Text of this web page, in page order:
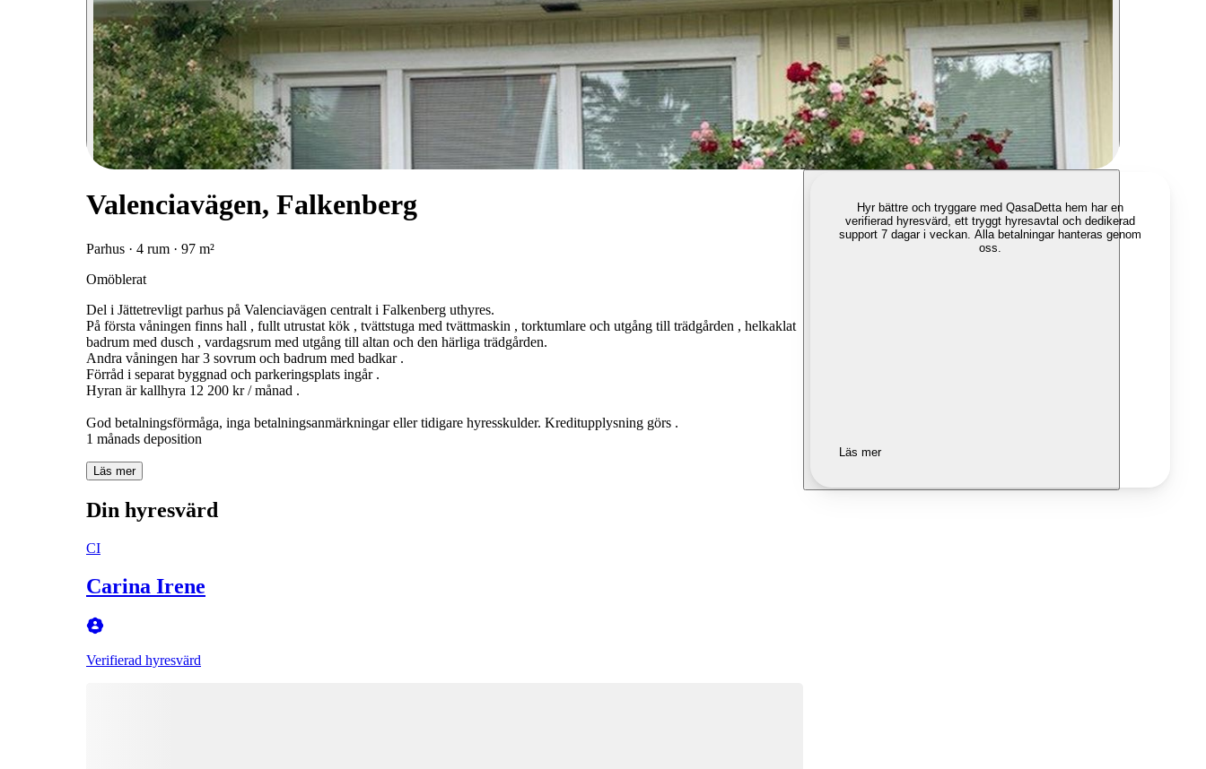
Valenciavägen, Falkenberg
Parhus · 4 rum · 97 m²
Omöblerat
Del i Jättetrevligt parhus på Valenciavägen centralt i Falkenberg uthyres.
På första våningen finns hall , fullt utrustat kök , tvättstuga med tvättmaskin , torktumlare och utgång till trädgården , helkaklat
badrum med dusch , vardagsrum med utgång till altan och den härliga trädgården.
Andra våningen har 3 sovrum och badrum med badkar .
Förråd i separat byggnad och parkeringsplats ingår .
Hyran är kallhyra 12 200 kr / månad .
God betalningsförmåga, inga betalningsanmärkningar eller tidigare hyresskulder. Kreditupplysning görs .
Läs mer
Din hyresvärd
CI
Carina Irene
Verifierad hyresvärd
Hyr bättre och tryggare med QasaDetta hem har en
verifierad hyresvärd, ett tryggt hyresavtal och dedikerad
support 7 dagar i veckan. Alla betalningar hanteras genom
oss.
Läs mer